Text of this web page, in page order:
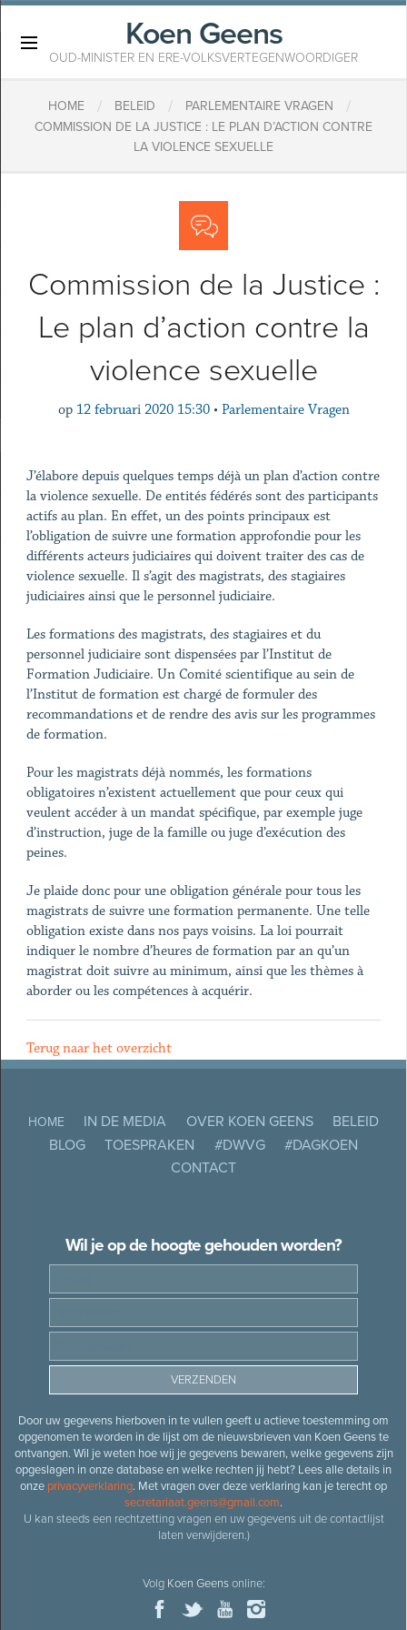
Koen Geens
OUD-MINISTER EN ERE-VOLKSVERTEGENWOORDIGER
HOME / BELEID / PARLEMENTAIRE VRAGEN /
COMMISSION DE LA JUSTICE : LE PLAN D’ACTION CONTRE
LA VIOLENCE SEXUELLE
Commission de la Justice :
Le plan d’action contre la
violence sexuelle
op 12 februari 2020 15:30 • Parlementaire Vragen
J’élabore depuis quelques temps déjà un plan d’action contre
la violence sexuelle. De entités fédérés sont des participants
actifs au plan. En effet, un des points principaux est
l’obligation de suivre une formation approfondie pour les
différents acteurs judiciaires qui doivent traiter des cas de
violence sexuelle. Il s’agit des magistrats, des stagiaires
judiciaires ainsi que le personnel judiciaire.
Les formations des magistrats, des stagiaires et du
personnel judiciaire sont dispensées par l’Institut de
Formation Judiciaire. Un Comité scientifique au sein de
l’Institut de formation est chargé de formuler des
recommandations et de rendre des avis sur les programmes
de formation.
Pour les magistrats déjà nommés, les formations
obligatoires n’existent actuellement que pour ceux qui
veulent accéder à un mandat spécifique, par exemple juge
d’instruction, juge de la famille ou juge d’exécution des
peines.
Je plaide donc pour une obligation générale pour tous les
magistrats de suivre une formation permanente. Une telle
obligation existe dans nos pays voisins. La loi pourrait
indiquer le nombre d’heures de formation par an qu’un
magistrat doit suivre au minimum, ainsi que les thèmes à
aborder ou les compétences à acquérir.
Terug naar het overzicht
HOME IN DE MEDIA OVER KOEN GEENS
BELEID
BLOG
TOESPRAKEN #DWVG
#DAGKOEN
CONTACT
Wil je op de hoogte gehouden worden?
Door uw gegevens hierboven in te vullen geeft u actieve toestemming om
opgenomen te worden in de lijst om de nieuwsbrieven van Koen Geens te
ontvangen. Wil je weten hoe wij je gegevens bewaren, welke gegevens zijn
opgeslagen in onze database en welke rechten jij hebt? Lees alle details in
onze privacyverklaring. Met vragen over deze verklaring kan je terecht op
secretariaat.geens@gmail.com.
U kan steeds een rechtzetting vragen en uw gegevens uit de contactlijst
laten verwijderen.)
Volg Koen Geensonline: